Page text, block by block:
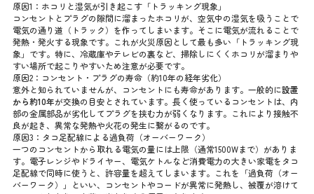
原因1：ホコリと湿気が引き起こす「トラッキング現象」
コンセントとプラグの隙間に溜まったホコリが、空気中の湿気を吸うことで
電気の通り道（トラック）を作ってしまいます。そこに電気が流れることで
発熱・発火する現象です。これが火災原因として最も多い「トラッキング現
象」です。特に、冷蔵庫やテレビの裏など、掃除しにくくホコリが溜まりや
すい場所で起こりやすいため注意が必要です。
原因2：コンセント・プラグの寿命（約10年の経年劣化）
意外と知られていませんが、コンセントにも寿命があります。一般的に設置
から約10年が交換の目安とされています。長く使っているコンセントは、内
部の金属部品が劣化してプラグを挟む力が弱くなります。これにより接触不
良が起き、異常な発熱や火花の発生に繋がるのです。
原因3：タコ足配線による過負荷（オーバーワーク）
一つのコンセントから取れる電気の量には上限（通常1500Wまで）がありま
す。電子レンジやドライヤー、電気ケトルなど消費電力の大きい家電をタコ
足配線で同時に使うと、許容量を超えてしまいます。これを「過負荷（オー
バーワーク）」といい、コンセントやコードが異常に発熱し、被覆が溶けて